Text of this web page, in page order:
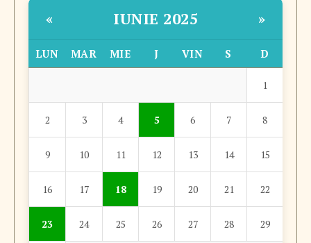
« IUNIE 2025 »
LUN MAR MIE J VIN S D
1
2 3 4 5 6 7 8
9 10 11 12 13 14 15
16 17 18 19 20 21 22
23 24 25 26 27 28 29